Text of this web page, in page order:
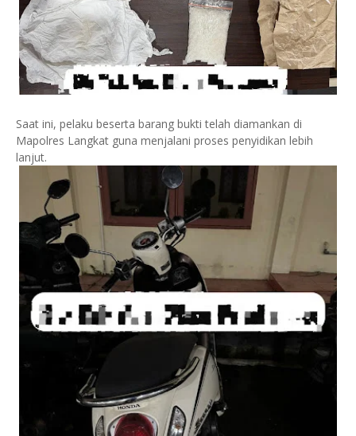
Saat ini, pelaku beserta barang bukti telah diamankan di
Mapolres Langkat guna menjalani proses penyidikan lebih
lanjut.